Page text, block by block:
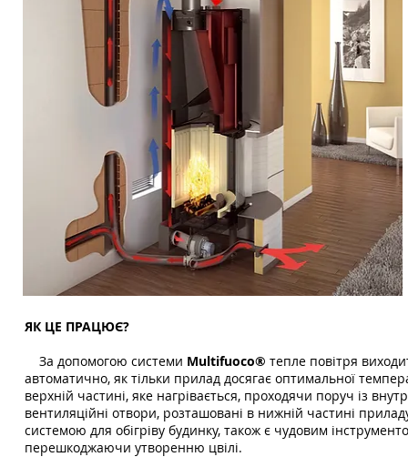
ЯК ЦЕ ПРАЦЮЄ?
За допомогою системи Multifuoco® тепле повітря
автоматично, як тільки прилад досягає оптимальної
верхній частині, яке нагрівається, проходячи поруч із
вентиляційні отвори, розташовані в нижній частині
системою для обігріву будинку, також є чудовим
перешкоджаючи утворенню цвілі.